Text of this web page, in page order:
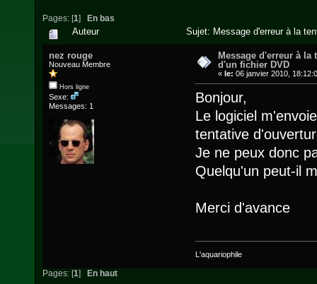
Pages: [1] En bas
Auteur Sujet: Message d'erreur à la
nez rouge
Nouveau Membre
Hors ligne
Sexe:
Messages: 1
Message d'erreur à la
d'un fichier DVD
«le: 06 janvier 2010,
Bonjour,
Le logiciel
tentative
Je ne peux donc
Quelqu'un peut-il
Merci d'avance
L'aquariophile
Pages: [1] En haut